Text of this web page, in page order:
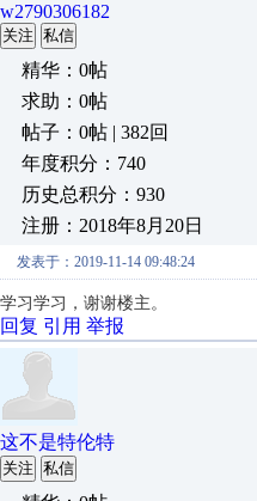
w2790306182
关注 私信
精华：0帖
求助：0帖
帖子：0帖 | 382回
年度积分：740
历史总积分：930
注册：2018年8月20日
发表于：2019-11-14 09:48:24
学习学习，谢谢楼主。
回复 引用 举报
这不是特伦特
关注 私信